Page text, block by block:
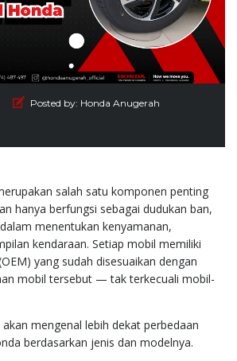
Posted by: Honda Anugerah
salah satu komponen penting
hanya berfungsi sebagai dudukan ban,
menentukan kenyamanan,
kendaraan. Setiap mobil memiliki
yang sudah disesuaikan dengan
mobil tersebut — tak terkecuali mobil-
mengenal lebih dekat perbedaan
berdasarkan jenis dan modelnya.